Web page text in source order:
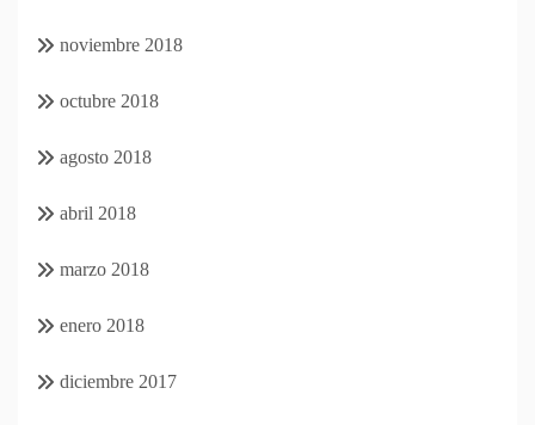
noviembre 2018
octubre 2018
agosto 2018
abril 2018
marzo 2018
enero 2018
diciembre 2017